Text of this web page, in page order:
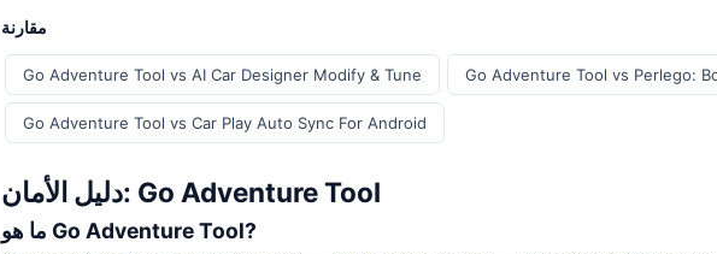
مقارنة
Go Adventure Tool vs AI Car Designer Modify & Tune Go Adventure Tool vs Perlego:
Go Adventure Tool vs Car Play Auto Sync For Android
دليل الأمان: Go Adventure Tool
ما هو Go Adventure Tool?